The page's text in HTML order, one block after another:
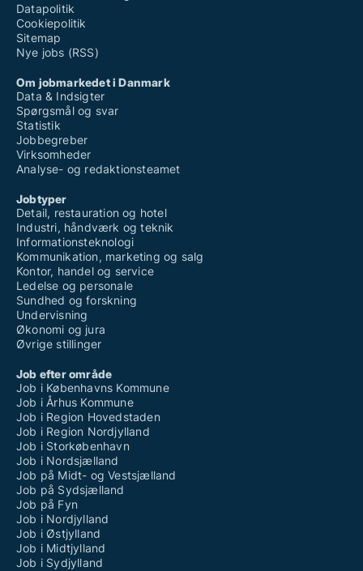
Student Assistant for Controlling & Accounting at
Bookkeeper/Accountant - Full Time Position
Datapolitik
Cookiepolitik
Sitemap
Nye jobs (RSS)
Om jobmarkedet i Danmark
Data & Indsigter
Spørgsmål og svar
Statistik
Jobbegreber
Virksomheder
Analyse- og redaktionsteamet
Jobtyper
Detail, restauration og hotel
Industri, håndværk og teknik
Informationsteknologi
Kommunikation, marketing og salg
Kontor, handel og service
Ledelse og personale
Sundhed og forskning
Undervisning
Økonomi og jura
Øvrige stillinger
Job efter område
Job i Københavns Kommune
Job i Århus Kommune
Job i Region Hovedstaden
Job i Region Nordjylland
Job i Storkøbenhavn
Job i Nordsjælland
Job på Midt- og Vestsjælland
Job på Sydsjælland
Job på Fyn
Job i Nordjylland
Job i Østjylland
Job i Midtjylland
Job i Sydjylland